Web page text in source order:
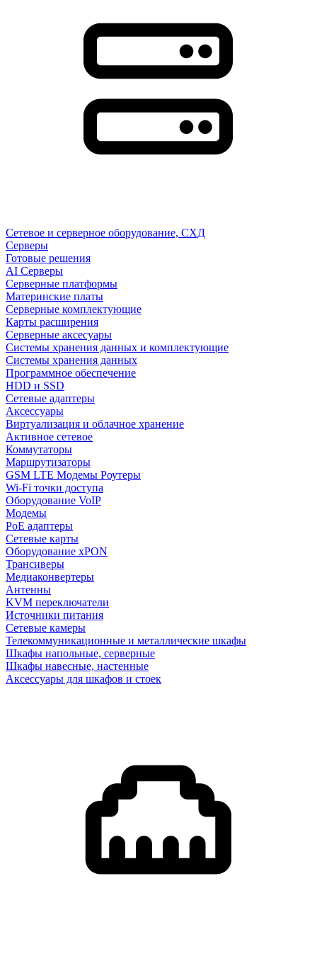
Сетевое и серверное оборудование, СХД
Cерверы
Готовые решения
AI Серверы
Серверные платформы
Материнские платы
Серверные комплектующие
Карты расширения
Серверные аксесуары
Системы хранения данных и комплектующие
Системы хранения данных
Программное обеспечение
HDD и SSD
Сетевые адаптеры
Аксессуары
Виртуализация и облачное хранение
Активное сетевое
Коммутаторы
Маршрутизаторы
GSM LTE Модемы Роутеры
Wi-Fi точки доступа
Оборудование VoIP
Модемы
PoE адаптеры
Сетевые карты
Оборудование xPON
Трансиверы
Медиаконвертеры
Антенны
KVM переключатели
Источники питания
Сетевые камеры
Телекоммуникационные и металлические шкафы
Шкафы напольные, серверные
Шкафы навесные, настенные
Аксессуары для шкафов и стоек